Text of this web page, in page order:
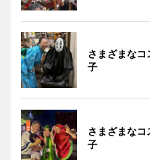
さまざまな
子
さまざまな
子